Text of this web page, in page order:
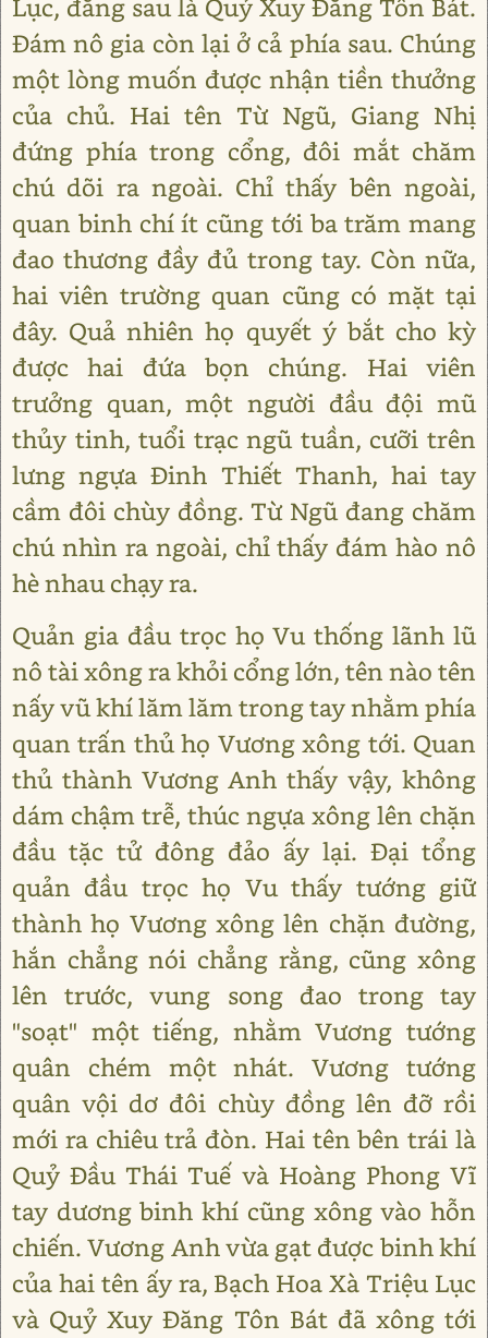
Lục, đằng sau là Quỷ Xuy Đăng Tôn Bát.
Đám nô gia còn lại ở cả phía sau. Chúng
một lòng muốn được nhận tiền thưởng
của chủ. Hai tên Từ Ngũ, Giang Nhị
đứng phía trong cổng, đôi mắt chăm
chú dõi ra ngoài. Chỉ thấy bên ngoài,
quan binh chí ít cũng tới ba trăm mang
đao thương đầy đủ trong tay. Còn nữa,
hai viên trường quan cũng có mặt tại
đây. Quả nhiên họ quyết ý bắt cho kỳ
được hai đứa bọn chúng. Hai viên
trưởng quan, một người đầu đội mũ
thủy tinh, tuổi trạc ngũ tuần, cưỡi trên
lưng ngựa Đinh Thiết Thanh, hai tay
cầm đôi chùy đồng. Từ Ngũ đang chăm
chú nhìn ra ngoài, chỉ thấy đám hào nô
hè nhau chạy ra.
Quản gia đầu trọc họ Vu thống lãnh lũ
nô tài xông ra khỏi cổng lớn, tên nào tên
nấy vũ khí lăm lăm trong tay nhằm phía
quan trấn thủ họ Vương xông tới. Quan
thủ thành Vương Anh thấy vậy, không
dám chậm trễ, thúc ngựa xông lên chặn
đầu tặc tử đông đảo ấy lại. Đại tổng
quản đầu trọc họ Vu thấy tướng giữ
thành họ Vương xông lên chặn đường,
hắn chẳng nói chẳng rằng, cũng xông
lên trước, vung song đao trong tay
"soạt" một tiếng, nhằm Vương tướng
quân chém một nhát. Vương tướng
quân vội dơ đôi chùy đồng lên đỡ rồi
mới ra chiêu trả đòn. Hai tên bên trái là
Quỷ Đầu Thái Tuế và Hoàng Phong Vĩ
tay dương binh khí cũng xông vào hỗn
chiến. Vương Anh vừa gạt được binh khí
của hai tên ấy ra, Bạch Hoa Xà Triệu Lục
và Quỷ Xuy Đăng Tôn Bát đã xông tới